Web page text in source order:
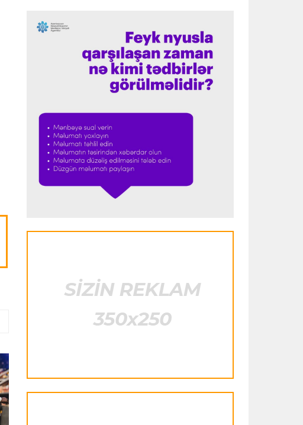
federasiyalarından İnfantinoya dəstək
23:36 07.08.2026
"Formula 1" pilotlarının 2026-cı il
Transfer 23:32 07.08.2026
"Kristal Pelas" Takehiro Tomiyasunu
heyətinə qatdı
şübhə etməmişəm"
"Liverpul" Barkola üçün 115 milyon